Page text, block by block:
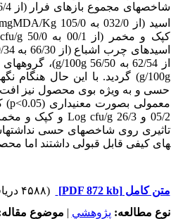
شاخص­های مجموع بازهای فرار (از 26/4 به 30/18
اسید (از 032/0 به 105/0
Kg
کپک و مخمر (از 00/1 به 50/0
g
اسیدهای چرب اشباع (از 66/30 به 29/34
از 62/54 به 56/50
g/100g)، گروه­های
g/100g) گردید. با این حال هنگام
حسی و به ویژه بوی محصول نیز
معمولی بصورت معنی­داری (p<0.05)
05/2 و 26/3
Log cfu/gو کپک و مخمر 06/1 و
های کیفی قابل قبولی داشتند اما
متن کامل[PDF 872 kb]
(۴۵۸۸ دریافت)
نوع مطالعه: پژوهشي | موضوع